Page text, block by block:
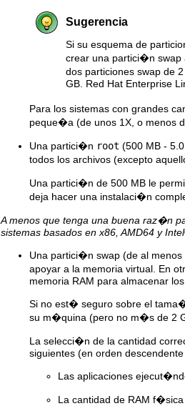
Sugerencia
Si su esquema de
crear una partici�n swap
dos particiones swap de
GB. Red Hat Enterprise
Para los sistemas con grandes
peque�a (de unos 1X, o menos
Una partici�n root (500 MB -
todos los archivos (excepto
Una partici�n de 500 MB le
deja hacer una instalaci�n
A menos que tenga una buena raz�n
sistemas basados en x86, AMD64 yIntel
Una partici�n swap (de al
apoyar a la memoria virtual. En
memoria RAM para almacenar
Si no est� seguro sobre el
su m�quina (pero no m�s de 2
La selecci�n de la cantidad
siguientes (en orden
Las aplicaciones
La cantidad de RAM